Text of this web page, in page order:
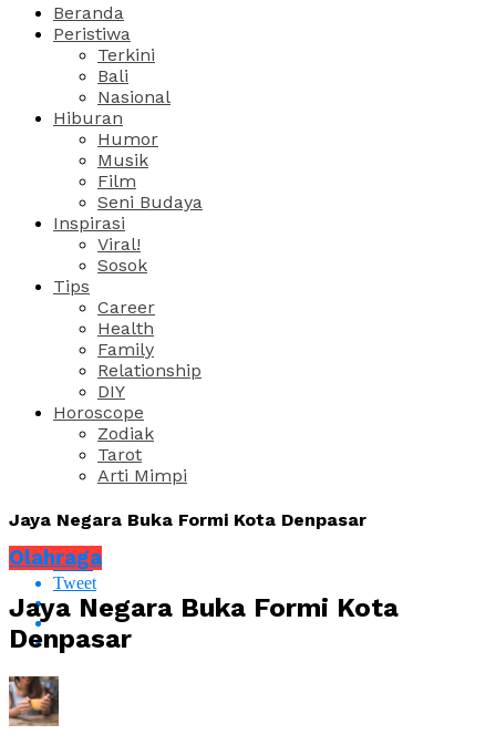
Beranda
Peristiwa
Terkini
Bali
Nasional
Hiburan
Humor
Musik
Film
Seni Budaya
Inspirasi
Viral!
Sosok
Tips
Career
Health
Family
Relationship
DIY
Horoscope
Zodiak
Tarot
Arti Mimpi
Jaya Negara Buka Formi Kota Denpasar
Share
Tweet
Olahraga
Jaya Negara Buka Formi Kota
Denpasar